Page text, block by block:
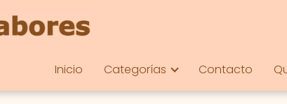
Inicio Categorías Contacto